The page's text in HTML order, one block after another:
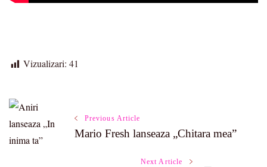
Vizualizari: 41
Post
Navigation
Previous Article
Mario Fresh lanseaza „Chitara mea”
Next Article